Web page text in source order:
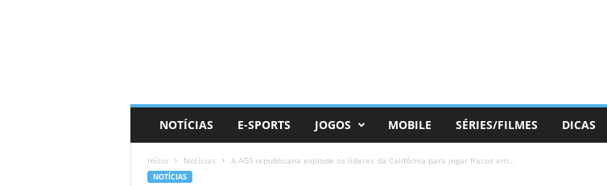
NOTÍCIAS E-SPORTS JOGOS MOBILE SÉRIES/FILMES DICAS
Início Notícias A AGS republicana explode os líderes da Califórnia para jogar fracos em...
NOTÍCIAS